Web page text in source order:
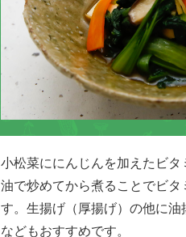
小松菜ににんじんを加えたビタ
油で炒めてから煮ることでビタ
す。生揚げ（厚揚げ）の他に
などもおすすめです。